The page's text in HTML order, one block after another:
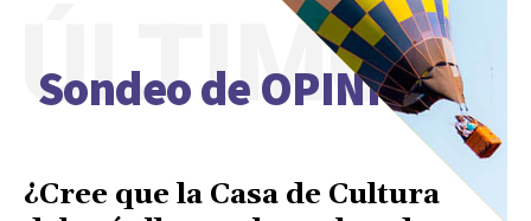
Sondeo de OPINIÓN
ÚLTIMO
¿Cree que la Casa de Cultura